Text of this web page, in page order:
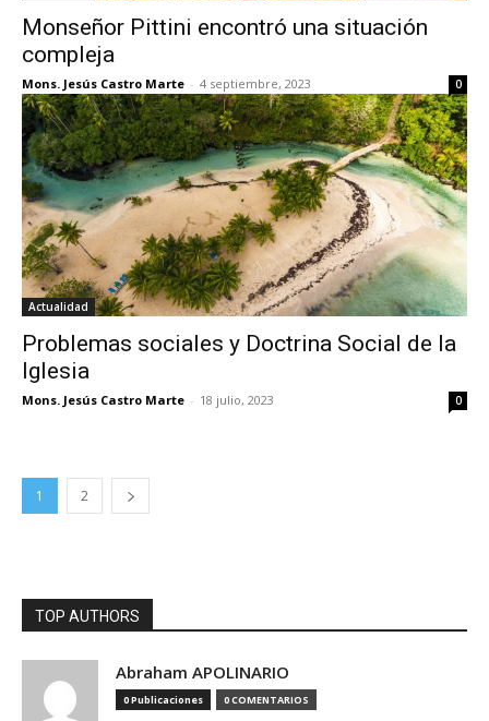
Monseñor Pittini encontró una situación
compleja
Mons. Jesús Castro Marte - 4 septiembre, 2023 0
Actualidad
Problemas sociales y Doctrina Social de la
Iglesia
Mons. Jesús Castro Marte - 18 julio, 2023 0
1 2
TOP AUTHORS
Abraham APOLINARIO
0 Publicaciones 0 COMENTARIOS